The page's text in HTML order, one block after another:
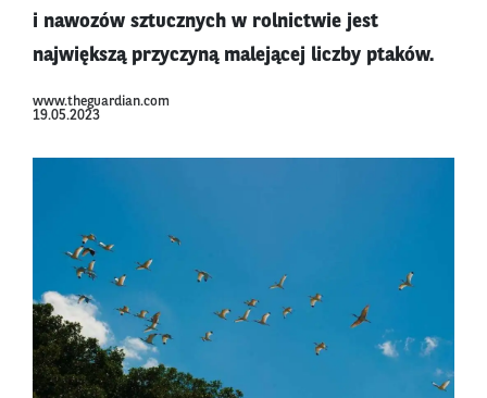
i nawozów sztucznych w rolnictwie jest
największą przyczyną malejącej liczby ptaków.
www.theguardian.com
19.05.2023